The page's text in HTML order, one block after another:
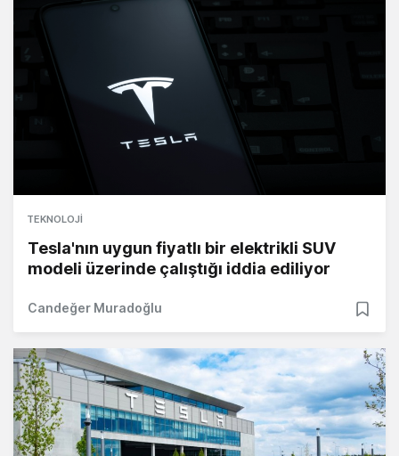
TEKNOLOJI
Tesla'nın uygun fiyatlı bir elektrikli SUV
modeli üzerinde çalıştığı iddia ediliyor
Candeğer Muradoğlu